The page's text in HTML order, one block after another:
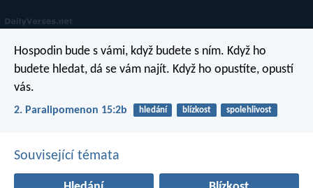
Hospodin bude s vámi, když budete s ním. Když ho
budete hledat, dá se vám najít. Když ho opustíte, opustí
vás.
2. Paralipomenon 15:2b hledání blízkost spolehlivost
Související témata